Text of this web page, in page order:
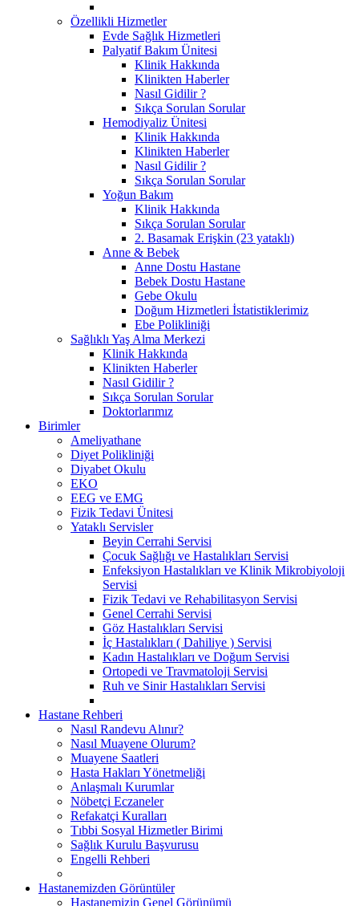
Özellikli Hizmetler
Evde Sağlık Hizmetleri
Palyatif Bakım Ünitesi
Klinik Hakkında
Klinikten Haberler
Nasıl Gidilir ?
Sıkça Sorulan Sorular
Hemodiyaliz Ünitesi
Klinik Hakkında
Klinikten Haberler
Nasıl Gidilir ?
Sıkça Sorulan Sorular
Yoğun Bakım
Klinik Hakkında
Sıkça Sorulan Sorular
2. Basamak Erişkin (23 yataklı)
Anne & Bebek
Anne Dostu Hastane
Bebek Dostu Hastane
Gebe Okulu
Doğum Hizmetleri İstatistiklerimiz
Ebe Polikliniği
Sağlıklı Yaş Alma Merkezi
Klinik Hakkında
Klinikten Haberler
Nasıl Gidilir ?
Sıkça Sorulan Sorular
Doktorlarımız
Birimler
Ameliyathane
Diyet Polikliniği
Diyabet Okulu
EKO
EEG ve EMG
Fizik Tedavi Ünitesi
Yataklı Servisler
Beyin Cerrahi Servisi
Çocuk Sağlığı ve Hastalıkları Servisi
Enfeksiyon Hastalıkları ve Klinik Mikrobiyoloji
Servisi
Fizik Tedavi ve Rehabilitasyon Servisi
Genel Cerrahi Servisi
Göz Hastalıkları Servisi
İç Hastalıkları ( Dahiliye ) Servisi
Kadın Hastalıkları ve Doğum Servisi
Ortopedi ve Travmatoloji Servisi
Ruh ve Sinir Hastalıkları Servisi
Hastane Rehberi
Nasıl Randevu Alınır?
Nasıl Muayene Olurum?
Muayene Saatleri
Hasta Hakları Yönetmeliği
Anlaşmalı Kurumlar
Nöbetçi Eczaneler
Refakatçi Kuralları
Tıbbi Sosyal Hizmetler Birimi
Sağlık Kurulu Başvurusu
Engelli Rehberi
Hastanemizden Görüntüler
Hastanemizin Genel Görünümü